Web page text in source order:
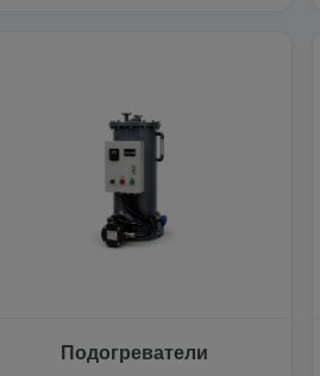
Подогреватели